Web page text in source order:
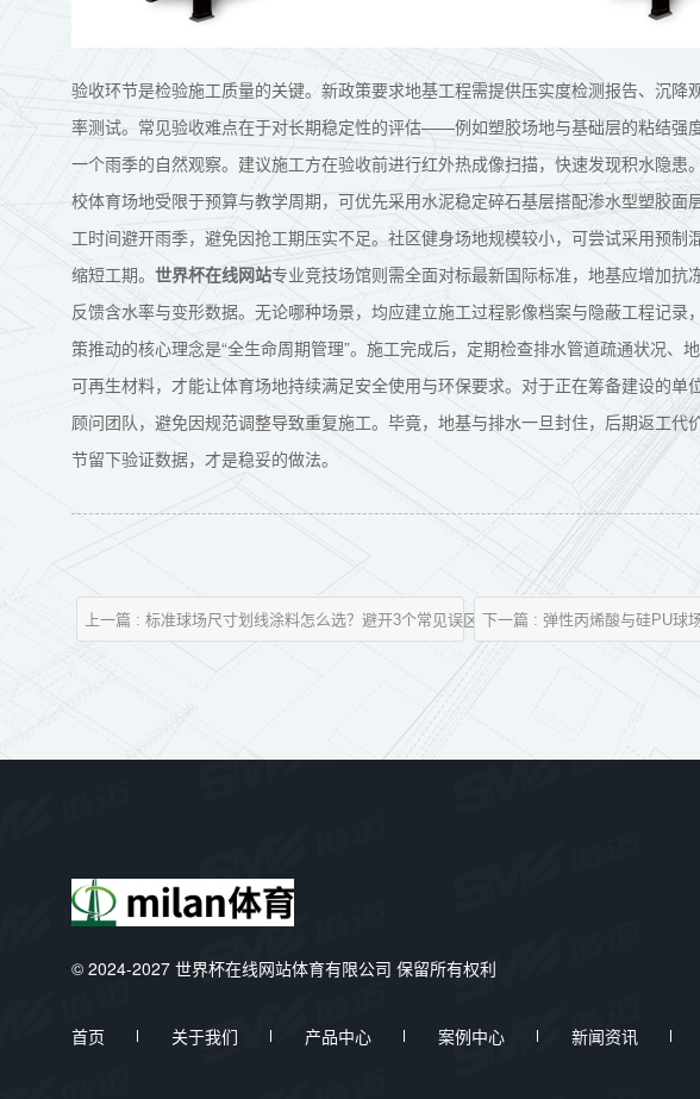
验收环节是检验施工质量的关键。新政策要求地基工程需提供压实度检测报告、沉
率测试。常见验收难点在于对长期稳定性的评估——例如塑胶场地与基础层的粘结强
一个雨季的自然观察。建议施工方在验收前进行红外热成像扫描，快速发现积水隐
校体育场地受限于预算与教学周期，可优先采用水泥稳定碎石基层搭配渗水型塑胶
工时间避开雨季，避免因抢工期压实不足。社区健身场地规模较小，可尝试采用预制
缩短工期。 世界杯在线网站专业竞技场馆则需全面对标最新国际标准，地基应增加
反馈含水率与变形数据。无论哪种场景，均应建立施工过程影像档案与隐蔽工程记
策推动的核心理念是“全生命周期管理”。施工完成后，定期检查排水管道疏通状况、
可再生材料，才能让体育场地持续满足安全使用与环保要求。对于正在筹备建设的单
顾问团队，避免因规范调整导致重复施工。毕竟，地基与排水一旦封住，后期返工
节留下验证数据，才是稳妥的做法。
上一篇 : 标准球场尺寸划线涂料怎么选？避开3个常见误区 下一篇 : 弹性丙烯酸与硅PU球
© 2024-2027 世界杯在线网站体育有限公司 保留所有权利
首页 关于我们 产品中心 案例中心 新闻资讯